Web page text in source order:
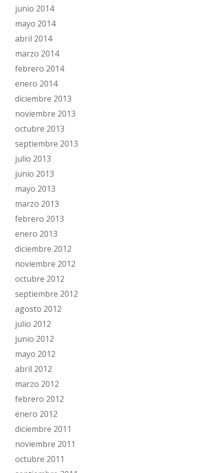
junio 2014
mayo 2014
abril 2014
marzo 2014
febrero 2014
enero 2014
diciembre 2013
noviembre 2013
octubre 2013
septiembre 2013
julio 2013
junio 2013
mayo 2013
marzo 2013
febrero 2013
enero 2013
diciembre 2012
noviembre 2012
octubre 2012
septiembre 2012
agosto 2012
julio 2012
junio 2012
mayo 2012
abril 2012
marzo 2012
febrero 2012
enero 2012
diciembre 2011
noviembre 2011
octubre 2011